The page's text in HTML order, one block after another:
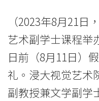
术
副
学
士
（2023年8月21
艺术副学士课程举
日前（8月11日）
礼。浸大视觉艺术
副教授兼文学副学